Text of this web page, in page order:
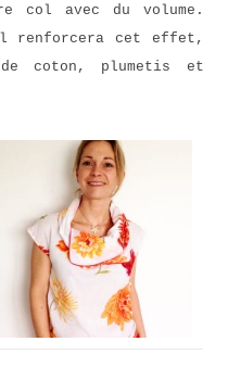
col avec du volume.
renforcera cet effet,
coton, plumetis et